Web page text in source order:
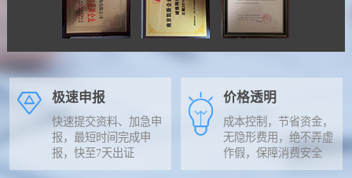
极速申报
快速提交资料、加急申
报，最短时间完成申
报，快至7天出证
价格透明
成本控制，节省资金，
无隐形费用，绝不弄虚
作假，保障消费安全